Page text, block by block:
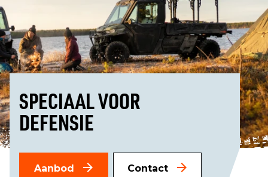
SPECIAAL VOOR
DEFENSIE
Aanbod Contact